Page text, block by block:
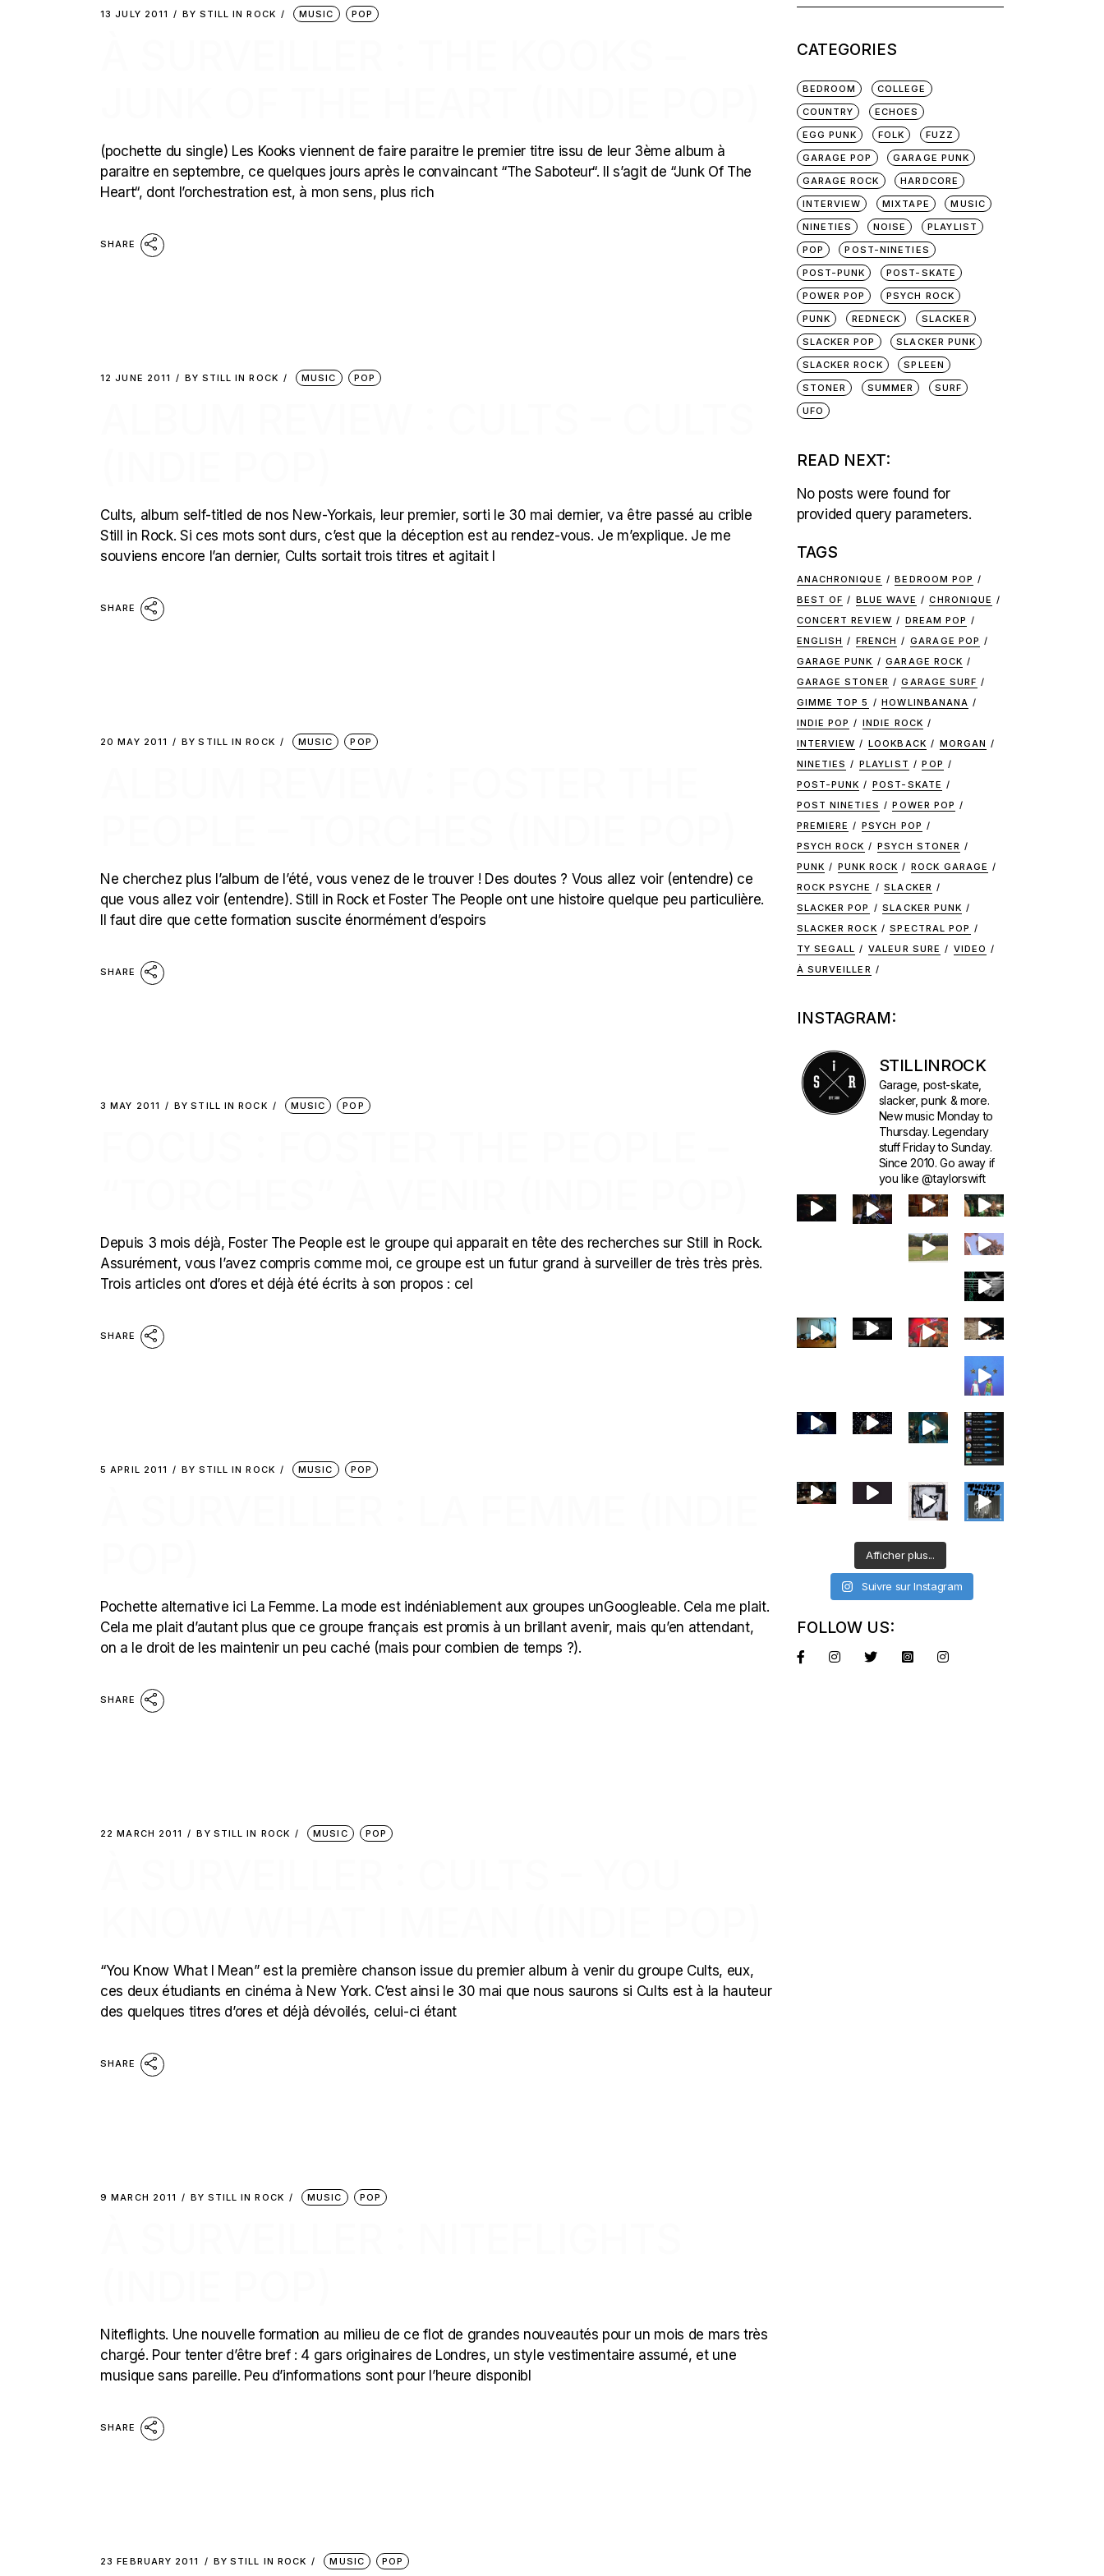
13 JULY 2011 BY STILL IN ROCK MUSIC POP
(pochette du single) Les Kooks viennent de faire paraitre le premier titre issu de leur 3ème album à
paraitre en septembre, ce quelques jours après le convaincant “The Saboteur“. Il s’agit de “Junk Of The
Heart“, dont l’orchestration est, à mon sens, plus rich
SHARE
12 JUNE 2011 BY STILL IN ROCK MUSIC POP
Cults, album self-titled de nos New-Yorkais, leur premier, sorti le 30 mai dernier, va être passé au crible
Still in Rock. Si ces mots sont durs, c’est que la déception est au rendez-vous. Je m’explique. Je me
souviens encore l’an dernier, Cults sortait trois titres et agitait l
SHARE
20 MAY 2011 BY STILL IN ROCK MUSIC POP
Ne cherchez plus l’album de l’été, vous venez de le trouver ! Des doutes ? Vous allez voir (entendre) ce
que vous allez voir (entendre). Still in Rock et Foster The People ont une histoire quelque peu particulière.
Il faut dire que cette formation suscite énormément d’espoirs
SHARE
3 MAY 2011 BY STILL IN ROCK MUSIC POP
Depuis 3 mois déjà, Foster The People est le groupe qui apparait en tête des recherches sur Still in Rock.
Assurément, vous l’avez compris comme moi, ce groupe est un futur grand à surveiller de très très près.
Trois articles ont d’ores et déjà été écrits à son propos : cel
SHARE
5 APRIL 2011 BY STILL IN ROCK MUSIC POP
Pochette alternative ici La Femme. La mode est indéniablement aux groupes unGoogleable. Cela me plait.
Cela me plait d’autant plus que ce groupe français est promis à un brillant avenir, mais qu’en attendant,
on a le droit de les maintenir un peu caché (mais pour combien de temps ?).
SHARE
22 MARCH 2011 BY STILL IN ROCK MUSIC POP
“You Know What I Mean” est la première chanson issue du premier album à venir du groupe Cults, eux,
ces deux étudiants en cinéma à New York. C’est ainsi le 30 mai que nous saurons si Cults est à la hauteur
des quelques titres d’ores et déjà dévoilés, celui-ci étant
SHARE
9 MARCH 2011 BY STILL IN ROCK MUSIC POP
Niteflights. Une nouvelle formation au milieu de ce flot de grandes nouveautés pour un mois de mars très
chargé. Pour tenter d’être bref : 4 gars originaires de Londres, un style vestimentaire assumé, et une
musique sans pareille. Peu d’informations sont pour l’heure disponibl
SHARE
23 FEBRUARY 2011 BY STILL IN ROCK MUSIC POP
CATEGORIES
BEDROOM
COLLEGE
COUNTRY
ECHOES
EGG PUNK
FOLK
FUZZ
GARAGE POP
GARAGE PUNK
GARAGE ROCK
HARDCORE
INTERVIEW
MIXTAPE
MUSIC
NINETIES
NOISE
PLAYLIST
POP
POST-NINETIES
POST-PUNK
POST-SKATE
POWER POP
PSYCH ROCK
PUNK
REDNECK
SLACKER
SLACKER POP
SLACKER PUNK
SLACKER ROCK
SPLEEN
STONER
SUMMER
SURF
UFO
READ NEXT:
No posts were found for
provided query parameters.
TAGS
ANACHRONIQUE
BEDROOM POP
BEST OF
BLUE WAVE
CHRONIQUE
CONCERT REVIEW
DREAM POP
ENGLISH
FRENCH
GARAGE POP
GARAGE PUNK
GARAGE ROCK
GARAGE STONER
GARAGE SURF
GIMME TOP 5
HOWLINBANANA
INDIE POP
INDIE ROCK
INTERVIEW
LOOKBACK
MORGAN
NINETIES
PLAYLIST
POP
POST-PUNK
POST-SKATE
POST NINETIES
POWER POP
PREMIERE
PSYCH POP
PSYCH ROCK
PSYCH STONER
PUNK
PUNK ROCK
ROCK GARAGE
ROCK PSYCHE
SLACKER
SLACKER POP
SLACKER PUNK
SLACKER ROCK
SPECTRAL POP
TY SEGALL
VALEUR SURE
VIDEO
À SURVEILLER
INSTAGRAM:
STILLINROCK
Garage, post-skate,
slacker, punk & more.
New music Monday to
Thursday. Legendary
stuff Friday to Sunday.
Since 2010. Go away if
you like @taylorswift
Afficher plus...
Suivre sur Instagram
FOLLOW US: